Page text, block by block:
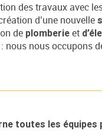
des travaux avec
d’une nouvelle
de plomberie et
: nous nous occupons
toutes les